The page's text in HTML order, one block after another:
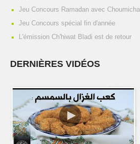
Jeu Concours Ramadan avec Choumicha
Jeu Concours spécial fin d'année
L'émission Ch'hiwat Bladi est de retour
DERNIÈRES VIDÉOS